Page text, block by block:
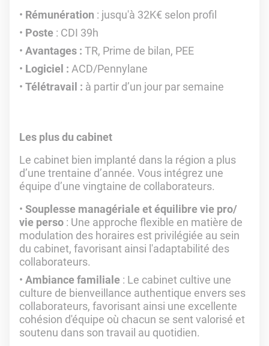
Rémunération : jusqu'à 32K€ selon profil
Poste : CDI 39h
Avantages : TR, Prime de bilan, PEE
Logiciel : ACD/Pennylane
Télétravail : à partir d’un jour par semaine
Les plus du cabinet
Le cabinet bien implanté dans la région a plus
d’une trentaine d’année. Vous intégrez une
équipe d’une vingtaine de collaborateurs.
Souplesse managériale et équilibre vie pro/
vie perso : Une approche flexible en matière de
modulation des horaires est privilégiée au sein
du cabinet, favorisant ainsi l'adaptabilité des
collaborateurs.
Ambiance familiale : Le cabinet cultive une
culture de bienveillance authentique envers ses
collaborateurs, favorisant ainsi une excellente
cohésion d'équipe où chacun se sent valorisé et
soutenu dans son travail au quotidien.